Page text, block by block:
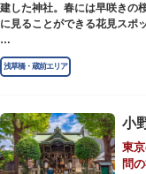
建した神社。春には早咲きの
に見ることができる花見スポ
江戸時代には勧進大相撲の開
野川、雷電などの名力士によ
見せました。また、御神輿
創建当初の社号は「石清水八
称しました。江戸城鬼門除の
尊崇され、社地は200石の朱
浅草橋・蔵前エリア
小
東
問